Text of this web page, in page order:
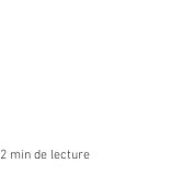
2 min de lecture